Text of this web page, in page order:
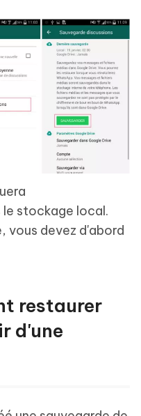
stockage local.
vous devez d'abord
restaurer
d'une